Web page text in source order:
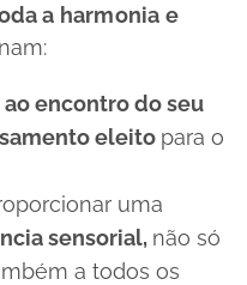
a harmonia e
ao encontro do seu
eleito para o
uma
sensorial, não só
a todos os